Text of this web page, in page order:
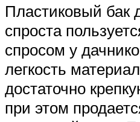
Пластиковый бак
спроста
спросом у
легкость
достаточно
при этом